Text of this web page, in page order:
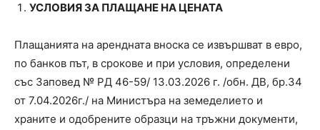
УСЛОВИЯ ЗА ПЛАЩАНЕ НА ЦЕНАТА
Плащанията на арендната вноска се извършват в евро,
по банков път, в срокове и при условия, определени
със Заповед № РД 46-59/ 13.03.2026 г. /обн. ДВ, бр.34
от 7.04.2026г./ на Министъра на земеделието и
храните и одобрените образци на тръжни документи,